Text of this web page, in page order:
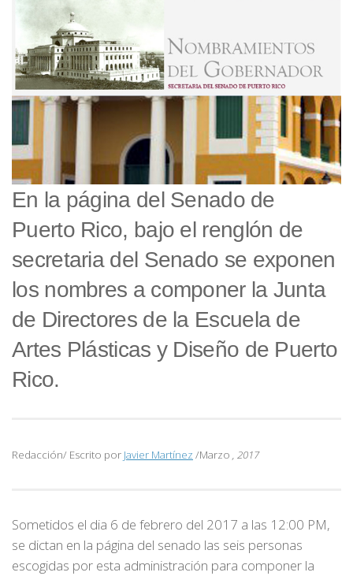
En la página del Senado de
Puerto Rico, bajo el renglón de
secretaria del Senado se exponen
los nombres a componer la Junta
de Directores de la Escuela de
Artes Plásticas y Diseño de Puerto
Rico.
Redacción/ Escrito por Javier Martínez /Marzo , 2017
Sometidos el dia 6 de febrero del 2017 a las 12:00 PM,
se dictan en la página del senado las seis personas
escogidas por esta administración para componer la